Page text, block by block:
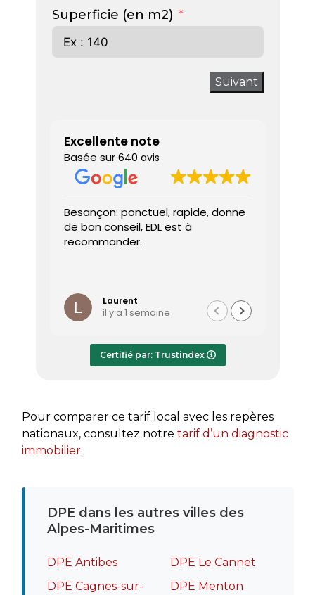
Superficie (en m2)
Suivant
Excellente note
Basée sur 640 avis
Besançon: ponctuel, rapide, donne
de bon conseil, EDL est à
recommander.
Laurent
il y a 1 semaine
Certifié par: Trustindex
Pour comparer ce tarif local avec les repères
nationaux, consultez notre tarif d’un diagnostic
immobilier.
DPE dans les autres villes des
Alpes-Maritimes
DPE Antibes
DPE Cagnes-sur-
DPE Le Cannet
DPE Menton